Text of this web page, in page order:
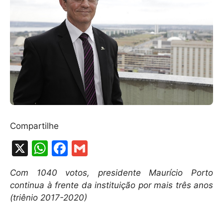
Compartilhe
X
W
at
s
F
c
e
ai
Com 1040 votos, presidente Maurício Porto
continua à frente da instituição por mais três anos
(triênio 2017-2020)